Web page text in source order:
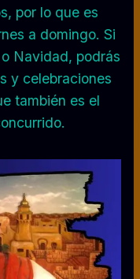
por lo que es
a domingo. Si
Navidad, podrás
y celebraciones
también es el